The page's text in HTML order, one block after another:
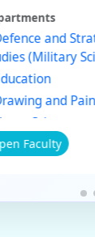
Studies
Ancient
Open